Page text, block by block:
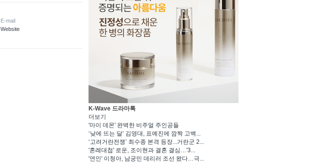
E-mail
Website
K-Wave 드라마톡
더보기
'마이 데몬' 완벽한 비주얼 주인공들
‘낮에 뜨는 달’ 김영대, 표예진에 깜짝 고백...
‘고려거란전쟁’ 최수종 본격 등장...거란군 2...
'혼례대첩' 로운, 조이현과 결혼 결심…'3...
'연인' 이청아, 남궁민 데리러 조선 왔다…극...